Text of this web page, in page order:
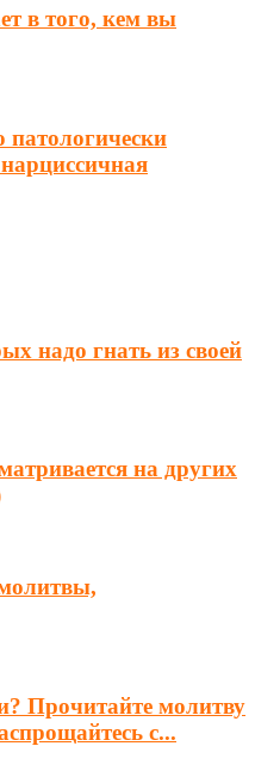
в того, кем вы
надо гнать из своей
на других
Прочитайте молитву
с...